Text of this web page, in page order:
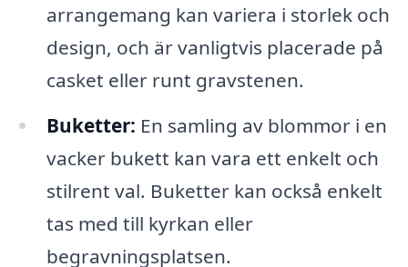
arrangemang kan variera i storlek och
design, och är vanligtvis placerade på
casket eller runt gravstenen.
Buketter: En samling av blommor i en
vacker bukett kan vara ett enkelt och
stilrent val. Buketter kan också enkelt
tas med till kyrkan eller
begravningsplatsen.